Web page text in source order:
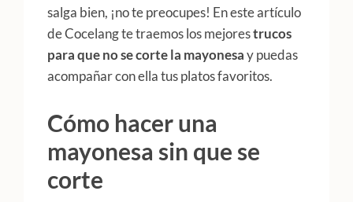
salga bien, ¡no te preocupes! En este artículo
de Cocelang te traemos los mejorestrucos
para que no se corte la mayonesay puedas
acompañar con ella tus platos favoritos.
Cómo hacer una
mayonesa sin que se
corte